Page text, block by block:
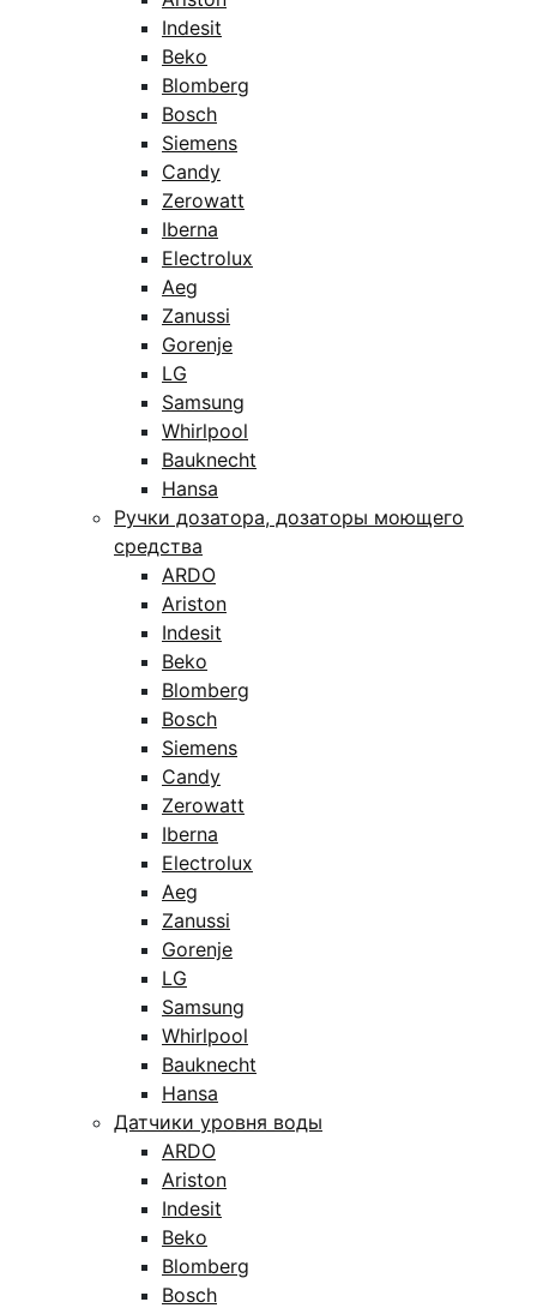
Indesit
Beko
Blomberg
Bosch
Siemens
Candy
Zerowatt
Iberna
Electrolux
Aeg
Zanussi
Gorenje
LG
Samsung
Whirlpool
Bauknecht
Hansa
Ручки дозатора, дозаторы моющего
средства
ARDO
Ariston
Indesit
Beko
Blomberg
Bosch
Siemens
Candy
Zerowatt
Iberna
Electrolux
Aeg
Zanussi
Gorenje
LG
Samsung
Whirlpool
Bauknecht
Hansa
Датчики уровня воды
ARDO
Ariston
Indesit
Beko
Blomberg
Bosch